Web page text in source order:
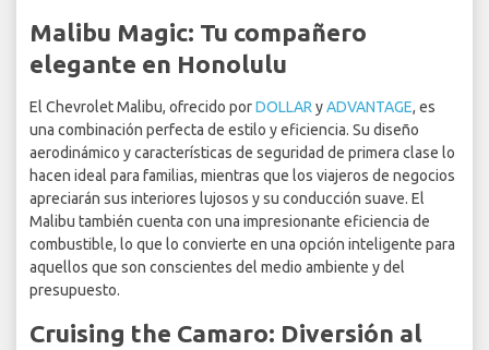
Malibu Magic: Tu compañero
elegante en Honolulu
El Chevrolet Malibu, ofrecido porDOLLAR yADVANTAGE, es
una combinación perfecta de estilo y eficiencia. Su diseño
aerodinámico y características de seguridad de primera clase lo
hacen ideal para familias, mientras que los viajeros de negocios
apreciarán sus interiores lujosos y su conducción suave. El
Malibu también cuenta con una impresionante eficiencia de
combustible, lo que lo convierte en una opción inteligente para
aquellos que son conscientes del medio ambiente y del
presupuesto.
Cruising the Camaro: Diversión al